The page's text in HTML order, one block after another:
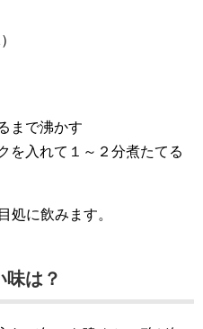
まで沸かす
を入れて１～２分煮たてる
処に飲みます。
は？